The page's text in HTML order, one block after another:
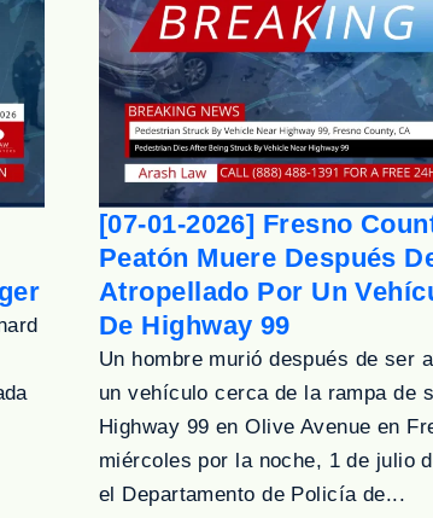
[07-01-2026] Fresno
Peatón Muere Después
Atropellado Por Un
De Highway 99
Un hombre murió después de ser
un vehículo cerca de la rampa de
Highway 99 en Olive Avenue en
miércoles por la noche, 1 de julio
el Departamento de Policía de...